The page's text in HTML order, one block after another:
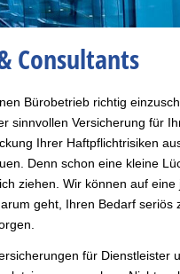
Consultants
Bürobetrieb richtig
sinnvollen Versicherung für
Ihrer Haftpflichtrisiken
Denn schon eine kleine
ziehen. Wir können auf
geht, Ihren Bedarf
für Dienstleister